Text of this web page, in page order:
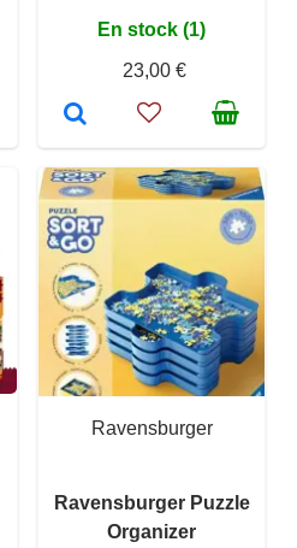
En stock (1)
23,00 €
Ravensburger
Ravensburger Puzzle
Organizer